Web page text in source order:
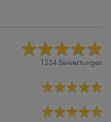
1234 Bewertungen